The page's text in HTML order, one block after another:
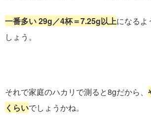
一番多い 29g／4杯＝7.25g以上になるよ
しょう。
それで家庭のハカリで測ると8gだから、
くらいでしょうかね。